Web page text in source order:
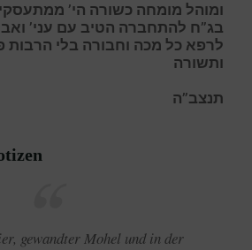
ומוהל מומחה כשורה הי’
בג”ח להתחברה הטיב עם עני’
לרפא כל מכה וחבורה בלי הרבות
ותשורה
תנצב”ה
gewandter Mohel und in der